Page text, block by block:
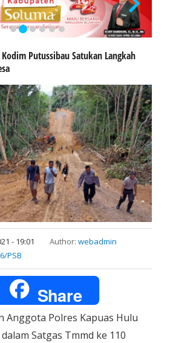
Kodim Putussibau Satukan Langkah
- 19:01 Author: webadmin
PSB
Share
Anggota Polres Kapuas Hulu
Satgas Tmmd ke 110